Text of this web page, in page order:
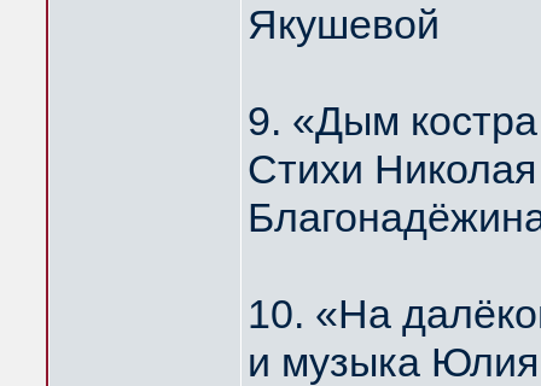
Якушевой
9. «Дым
Стихи
10. «На
и музыка